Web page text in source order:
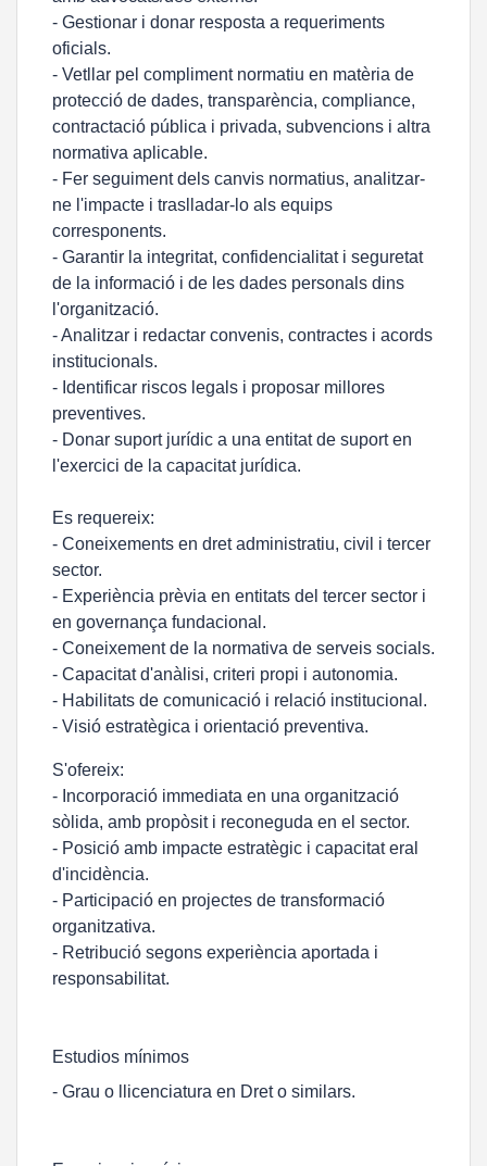
- Gestionar i donar resposta a requeriments
oficials.
- Vetllar pel compliment normatiu en matèria de
protecció de dades, transparència, compliance,
contractació pública i privada, subvencions i altra
normativa aplicable.
- Fer seguiment dels canvis normatius, analitzar-
ne l'impacte i traslladar-lo als equips
corresponents.
- Garantir la integritat, confidencialitat i seguretat
de la informació i de les dades personals dins
l'organització.
- Analitzar i redactar convenis, contractes i acords
institucionals.
- Identificar riscos legals i proposar millores
preventives.
- Donar suport jurídic a una entitat de suport en
l'exercici de la capacitat jurídica.
Es requereix:
- Coneixements en dret administratiu, civil i tercer
sector.
- Experiència prèvia en entitats del tercer sector i
en governança fundacional.
- Coneixement de la normativa de serveis socials.
- Capacitat d'anàlisi, criteri propi i autonomia.
- Habilitats de comunicació i relació institucional.
- Visió estratègica i orientació preventiva.
S'ofereix:
- Incorporació immediata en una organització
sòlida, amb propòsit i reconeguda en el sector.
- Posició amb impacte estratègic i capacitat eral
d'incidència.
- Participació en projectes de transformació
organitzativa.
- Retribució segons experiència aportada i
responsabilitat.
Estudios mínimos
- Grau o llicenciatura en Dret o similars.